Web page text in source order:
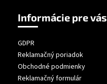
Informácie pre vás
GDPR
Reklamačný poriadok
Obchodné podmienky
Reklamačný formulár